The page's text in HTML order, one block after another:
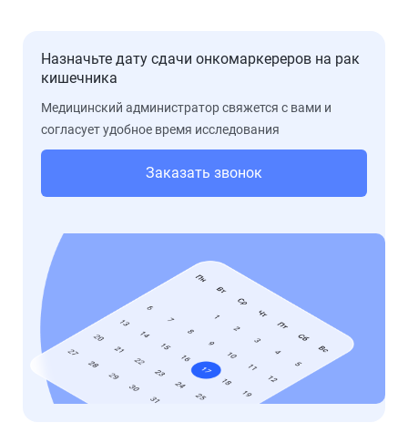
Назначьте дату сдачи онкомаркереров на рак
кишечника
Медицинский администратор свяжется с вами и
согласует удобное время исследования
Заказать звонок